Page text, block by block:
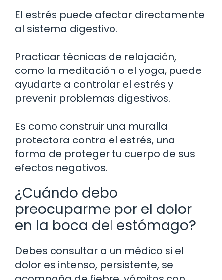
El estrés puede afectar directamente
al sistema digestivo.
Practicar técnicas de relajación,
como la meditación o el yoga, puede
ayudarte a controlar el estrés y
prevenir problemas digestivos.
Es como construir una muralla
protectora contra el estrés, una
forma de proteger tu cuerpo de sus
efectos negativos.
¿Cuándo debo
preocuparme por el dolor
en la boca del estómago?
Debes consultar a un médico si el
dolor es intenso, persistente, se